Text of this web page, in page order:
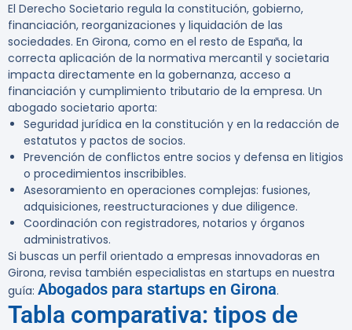
El Derecho Societario regula la constitución, gobierno,
financiación, reorganizaciones y liquidación de las
sociedades. En Girona, como en el resto de España, la
correcta aplicación de la normativa mercantil y societaria
impacta directamente en la gobernanza, acceso a
financiación y cumplimiento tributario de la empresa. Un
abogado societario aporta:
Seguridad jurídica en la constitución y en la redacción de
estatutos y pactos de socios.
Prevención de conflictos entre socios y defensa en litigios
o procedimientos inscribibles.
Asesoramiento en operaciones complejas: fusiones,
adquisiciones, reestructuraciones y due diligence.
Coordinación con registradores, notarios y órganos
administrativos.
Si buscas un perfil orientado a empresas innovadoras en
Girona, revisa también especialistas en startups en nuestra
guía: Abogados para startups en Girona.
Tabla comparativa: tipos de